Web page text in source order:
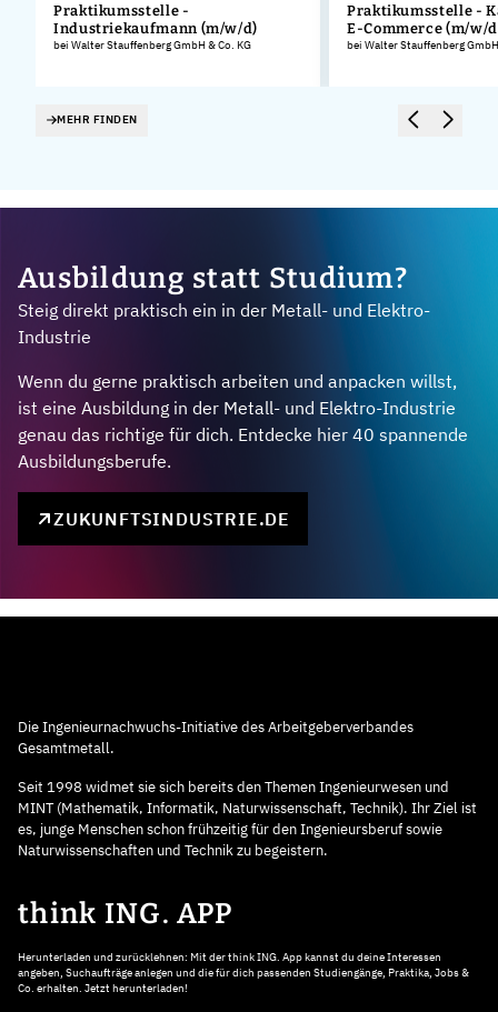
Praktikumsstelle -
Industriekaufmann (m/w/d)
bei Walter Stauffenberg GmbH & Co. KG
Praktikumsstelle -
E-Commerce (m/w/
bei Walter Stauffenberg
MEHR FINDEN
Ausbildung statt Studium?
Steig direkt praktisch ein in der Metall- und Elektro-
Industrie
Wenn du gerne praktisch arbeiten und anpacken willst,
ist eine Ausbildung in der Metall- und Elektro-Industrie
genau das richtige für dich. Entdecke hier 40 spannende
Ausbildungsberufe.
ZUKUNFTSINDUSTRIE.DE
Die Ingenieurnachwuchs-Initiative des Arbeitgeberverbandes
Gesamtmetall.
Seit 1998 widmet sie sich bereits den Themen Ingenieurwesen und
MINT (Mathematik, Informatik, Naturwissenschaft, Technik). Ihr Ziel ist
es, junge Menschen schon frühzeitig für den Ingenieursberuf sowie
Naturwissenschaften und Technik zu begeistern.
think ING. APP
Herunterladen und zurücklehnen: Mit der think ING. App kannst du deine Interessen
angeben, Suchaufträge anlegen und die für dich passenden Studiengänge, Praktika, Jobs &
Co. erhalten. Jetzt herunterladen!